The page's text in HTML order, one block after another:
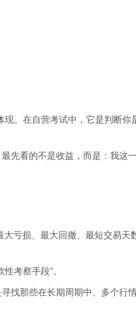
现。在自营考试中，它是判断你
先看的不是收益，而是：我这
亏损、最大回撤、最短交易天
考察手段”。
找那些在长期周期中、多个行